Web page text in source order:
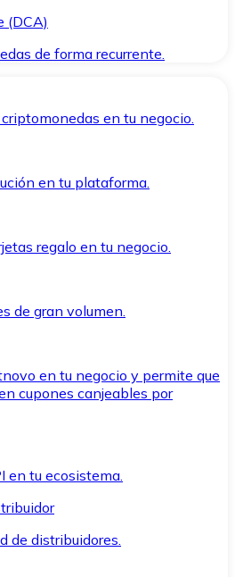
(DCA)
de forma recurrente.
en tu negocio.
en tu plataforma.
regalo en tu negocio.
de gran volumen.
en tu negocio y permite que
cupones canjeables por
en tu ecosistema.
de distribuidores.